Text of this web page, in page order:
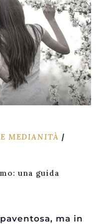
MEDIANITÀ
una guida
ma in